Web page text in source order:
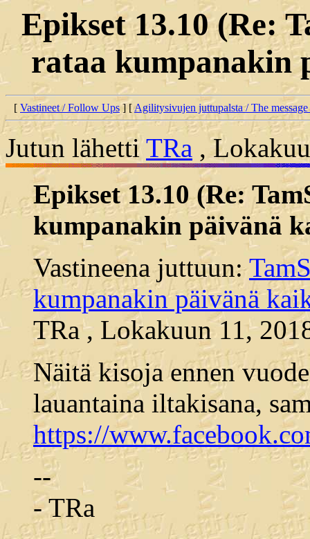
Epikset 13.10 (Re:
rataa kumpanakin
[ Vastineet / Follow Ups] [Agilitysivujen juttupalsta / The
Jutun lähetti TRa ,
Epikset 13.10 (Re:
kumpanakin päivänä
Vastineena juttuun:
kumpanakin päivänä
TRa , Lokakuun 11,
Näitä kisoja ennen
lauantaina iltakisana,
https://
--
- TRa